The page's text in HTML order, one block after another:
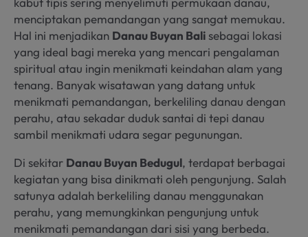
menciptakan pemandangan yang sangat memukau.
Hal ini menjadikan Danau Buyan Balisebagai lokasi
yang ideal bagi mereka yang mencari pengalaman
spiritual atau ingin menikmati keindahan alam yang
tenang. Banyak wisatawan yang datang untuk
menikmati pemandangan, berkeliling danau dengan
perahu, atau sekadar duduk santai di tepi danau
sambil menikmati udara segar pegunungan.
Di sekitar Danau Buyan Bedugul, terdapat berbagai
kegiatan yang bisa dinikmati oleh pengunjung. Salah
satunya adalah berkeliling danau menggunakan
perahu, yang memungkinkan pengunjung untuk
menikmati pemandangan dari sisi yang berbeda.